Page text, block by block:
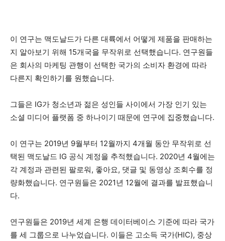
이 연구는 맥도날드가 다른 대륙에서 어떻게 제품을 판매하는
지 알아보기 위해 15개국을 무작위로 선택했습니다. 연구원들
은 회사의 마케팅 관행이 선택한 국가의 소비자 환경에 따라
다른지 확인하기를 원했습니다.
그들은 IG가 청소년과 젊은 성인들 사이에서 가장 인기 있는
소셜 미디어 플랫폼 중 하나이기 때문에 연구에 집중했습니다.
이 연구는 2019년 9월부터 12월까지 4개월 동안 무작위로 선
택된 맥도날드 IG 공식 계정을 추적했습니다. 2020년 4월에는
각 계정과 관련된 팔로워, 좋아요, 댓글 및 동영상 조회수를 정
량화했습니다. 연구원들은 2021년 12월에 결과를 발표했습니
다.
연구원들은 2019년 세계 은행 데이터베이스 기준에 따라 국가
를 세 그룹으로 나누었습니다. 이들은 고소득 국가(HIC), 중상